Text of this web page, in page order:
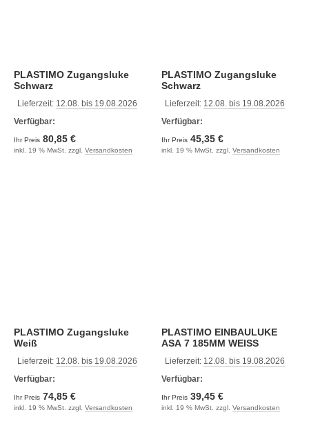
PLASTIMO Zugangsluke
Schwarz
Lieferzeit: 12.08. bis 19.08.2026
Verfügbar:
Ihr Preis 80,85 €
inkl. 19 % MwSt. zzgl. Versandkosten
PLASTIMO Zugangsluke
Schwarz
Lieferzeit: 12.08. bis 19.08.2026
Verfügbar:
Ihr Preis 45,35 €
inkl. 19 % MwSt. zzgl. Versandkosten
PLASTIMO Zugangsluke
Weiß
Lieferzeit: 12.08. bis 19.08.2026
Verfügbar:
Ihr Preis 74,85 €
inkl. 19 % MwSt. zzgl. Versandkosten
PLASTIMO EINBAULUKE
ASA 7 185MM WEISS
Lieferzeit: 12.08. bis 19.08.2026
Verfügbar:
Ihr Preis 39,45 €
inkl. 19 % MwSt. zzgl. Versandkosten